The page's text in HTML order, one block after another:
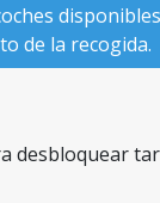
de la recogida.
desbloquear